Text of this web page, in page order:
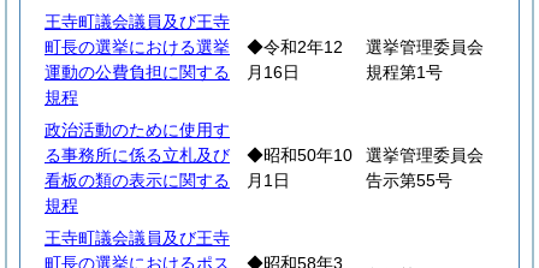
王寺町議会議員及び王寺
町長の選挙における選挙
運動の公費負担に関する
規程
◆令和2年12
月16日
選挙管理委員会
規程第1号
政治活動のために使用す
る事務所に係る立札及び
看板の類の表示に関する
規程
◆昭和50年10
月1日
選挙管理委員会
告示第55号
王寺町議会議員及び王寺
町長の選挙におけるポス
◆昭和58年3